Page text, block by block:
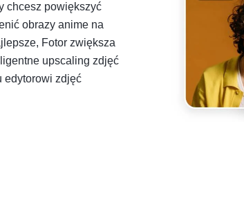
chcesz powiększyć
obrazy anime na
Fotor zwiększa
upscaling zdjęć
edytorowi zdjęć